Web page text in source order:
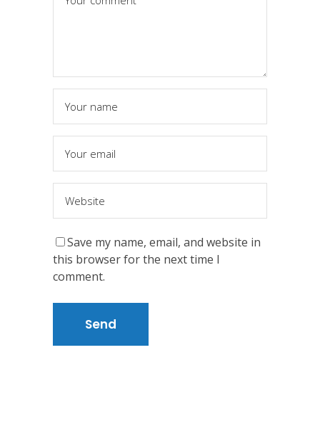
Save my name, email, and website in
this browser for the next time I
comment.